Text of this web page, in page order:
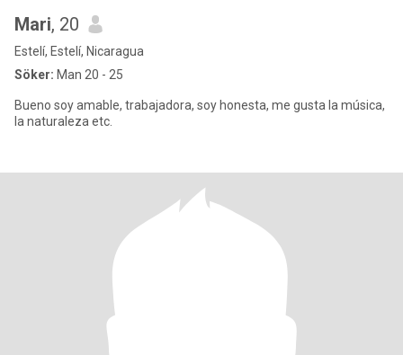
Mari, 20
Estelí, Estelí, Nicaragua
Söker: Man 20 - 25
Bueno soy amable, trabajadora, soy honesta, me gusta la música,
la naturaleza etc.